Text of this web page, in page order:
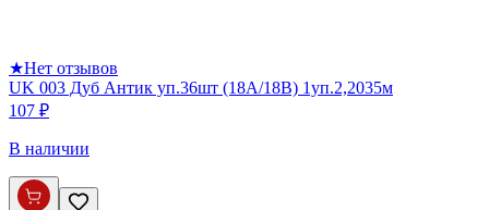
★Нет отзывов
UK 003 Дуб Антик уп.36шт (18А/18В) 1уп.2,2035м
107 ₽
В наличии